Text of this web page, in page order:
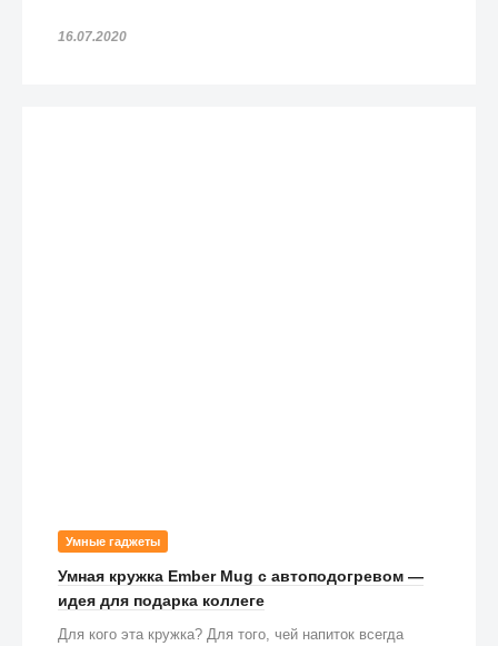
16.07.2020
Умные гаджеты
Умная кружка Ember Mug с автоподогревом —
идея для подарка коллеге
Для кого эта кружка? Для того, чей напиток всегда